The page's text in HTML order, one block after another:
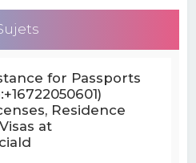
for Passports
Residence
at